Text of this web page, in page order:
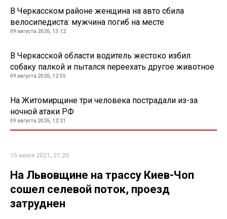
В Черкасском районе женщина на авто сбила
велосипедиста: мужчина погиб на месте
09 августа 2026, 13:12
В Черкасской области водитель жестоко избил
собаку палкой и пытался переехать другое животное
09 августа 2026, 12:55
На Житомирщине три человека пострадали из-за
ночной атаки РФ
09 августа 2026, 12:21
15 июля 2021, 21:20
На Львовщине на трассу Киев-Чоп
сошел селевой поток, проезд
затруднен